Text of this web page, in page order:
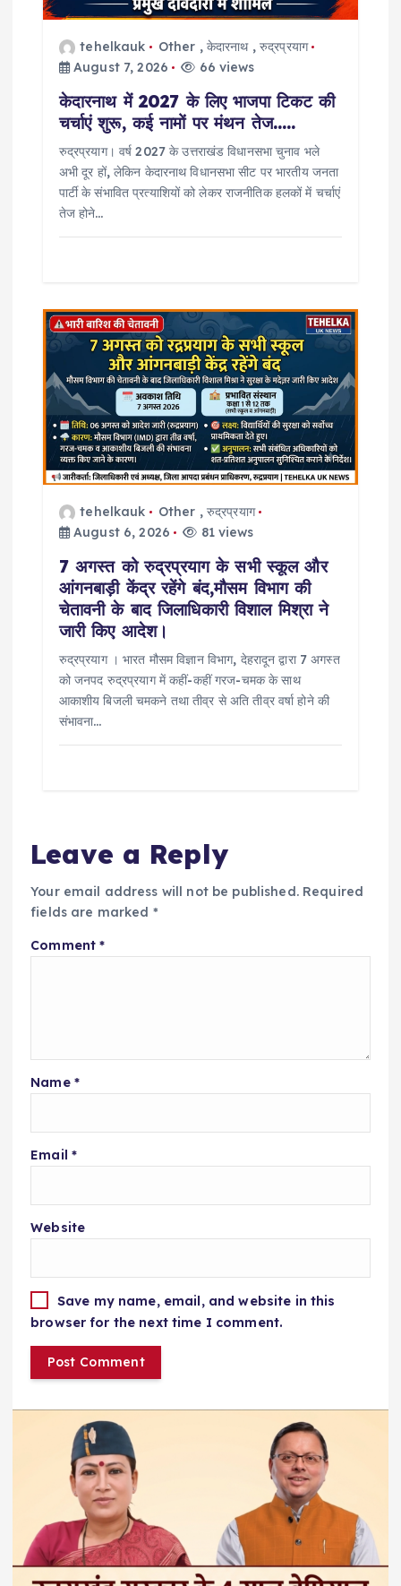
tehelkauk Other , केदारनाथ, रुद्रप्रयाग
August 7, 2026
66 views
केदारनाथ में 2027 के लिए भाजपा टिकट की
चर्चाएं शुरू, कई नामों पर मंथन तेज…..
रुद्रप्रयाग। वर्ष 2027 के उत्तराखंड विधानसभा चुनाव भले
अभी दूर हों, लेकिन केदारनाथ विधानसभा सीट पर भारतीय जनता
पार्टी के संभावित प्रत्याशियों को लेकर राजनीतिक हलकों में चर्चाएं
तेज होने…
tehelkauk Other , रुद्रप्रयाग
August 6, 2026
81 views
7 अगस्त को रुद्रप्रयाग के सभी स्कूल और
आंगनबाड़ी केंद्र रहेंगे बंद,मौसम विभाग की
चेतावनी के बाद जिलाधिकारी विशाल मिश्रा ने
जारी किए आदेश।
रुद्रप्रयाग । भारत मौसम विज्ञान विभाग, देहरादून द्वारा 7 अगस्त
को जनपद रुद्रप्रयाग में कहीं-कहीं गरज-चमक के साथ
आकाशीय बिजली चमकने तथा तीव्र से अति तीव्र वर्षा होने की
संभावना…
Leave a Reply
Your email address will not be published. Required
fields are marked *
Comment*
Name *
Email *
Website
Save my name, email, and website in this
browser for the next time I comment.